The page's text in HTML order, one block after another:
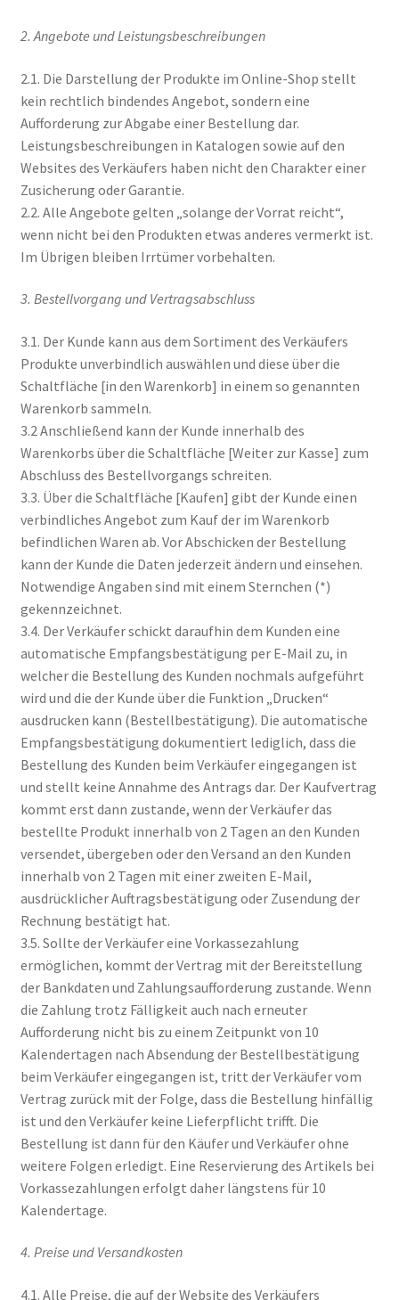
2. Angebote und Leistungsbeschreibungen
2.1. Die Darstellung der Produkte im Online-Shop stellt
kein rechtlich bindendes Angebot, sondern eine
Aufforderung zur Abgabe einer Bestellung dar.
Leistungsbeschreibungen in Katalogen sowie auf den
Websites des Verkäufers haben nicht den Charakter einer
Zusicherung oder Garantie.
2.2. Alle Angebote gelten „solange der Vorrat reicht“,
wenn nicht bei den Produkten etwas anderes vermerkt ist.
Im Übrigen bleiben Irrtümer vorbehalten.
3. Bestellvorgang und Vertragsabschluss
3.1. Der Kunde kann aus dem Sortiment des Verkäufers
Produkte unverbindlich auswählen und diese über die
Schaltfläche [in den Warenkorb] in einem so genannten
Warenkorb sammeln.
3.2 Anschließend kann der Kunde innerhalb des
Warenkorbs über die Schaltfläche [Weiter zur Kasse] zum
Abschluss des Bestellvorgangs schreiten.
3.3. Über die Schaltfläche [Kaufen] gibt der Kunde einen
verbindliches Angebot zum Kauf der im Warenkorb
befindlichen Waren ab. Vor Abschicken der Bestellung
kann der Kunde die Daten jederzeit ändern und einsehen.
Notwendige Angaben sind mit einem Sternchen (*)
gekennzeichnet.
3.4. Der Verkäufer schickt daraufhin dem Kunden eine
automatische Empfangsbestätigung per E-Mail zu, in
welcher die Bestellung des Kunden nochmals aufgeführt
wird und die der Kunde über die Funktion „Drucken“
ausdrucken kann (Bestellbestätigung). Die automatische
Empfangsbestätigung dokumentiert lediglich, dass die
Bestellung des Kunden beim Verkäufer eingegangen ist
und stellt keine Annahme des Antrags dar. Der Kaufvertrag
kommt erst dann zustande, wenn der Verkäufer das
bestellte Produkt innerhalb von 2 Tagen an den Kunden
versendet, übergeben oder den Versand an den Kunden
innerhalb von 2 Tagen mit einer zweiten E-Mail,
ausdrücklicher Auftragsbestätigung oder Zusendung der
Rechnung bestätigt hat.
3.5. Sollte der Verkäufer eine Vorkassezahlung
ermöglichen, kommt der Vertrag mit der Bereitstellung
der Bankdaten und Zahlungsaufforderung zustande. Wenn
die Zahlung trotz Fälligkeit auch nach erneuter
Aufforderung nicht bis zu einem Zeitpunkt von 10
Kalendertagen nach Absendung der Bestellbestätigung
beim Verkäufer eingegangen ist, tritt der Verkäufer vom
Vertrag zurück mit der Folge, dass die Bestellung hinfällig
ist und den Verkäufer keine Lieferpflicht trifft. Die
Bestellung ist dann für den Käufer und Verkäufer ohne
weitere Folgen erledigt. Eine Reservierung des Artikels bei
Vorkassezahlungen erfolgt daher längstens für 10
Kalendertage.
4. Preise und Versandkosten
4.1. Alle Preise, die auf der Website des Verkäufers